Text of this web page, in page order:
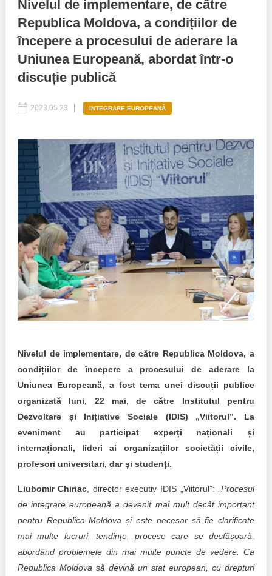
Reports
Projects in progres
Implemented projects
Procedures manual
Notes & positions
Institutional Charter IDIS
Announcements
IDIS International Advisory Board
Best parctices
Governance transparency
Sociometric Laboratory
People Watch
Democratic process
15 minutes of economic realism
Hybrid power
EU-STRAT bulletin
Transparency of state – owned enterprises
The best and the worst local policies in Moldova
Integrity of public procurement in Moldova
Public procurement
Nivelul de implementare, de către
Republica Moldova, a condițiilor de
începere a procesului de aderare la
Uniunea Europeană, abordat într-o
discuție publică
2023.05.23 INTEGRARE EUROPEANĂ
Nivelul de implementare, de către Republica Moldova, a
condițiilor de începere a procesului de aderare la
Uniunea Europeană, a fost tema unei discuții publice
organizată luni, 22 mai, de către Institutul pentru
Dezvoltare și Inițiative Sociale (IDIS) „Viitorul”. La
eveniment au participat experți naționali și
internaționali, lideri ai organizațiilor societății civile,
profesori universitari, dar și studenți.
Liubomir Chiriac , director executiv IDIS „Viitorul”: „Procesul
de integrare europeană a devenit mai mult decât important
pentru Republica Moldova și este necesar să fie clarificate
mai multe lucruri, tendințe, procese care se desfășoară,
abordând problemele din mai multe puncte de vedere. Ca
Republica Moldova să devină un stat european, cu drepturi